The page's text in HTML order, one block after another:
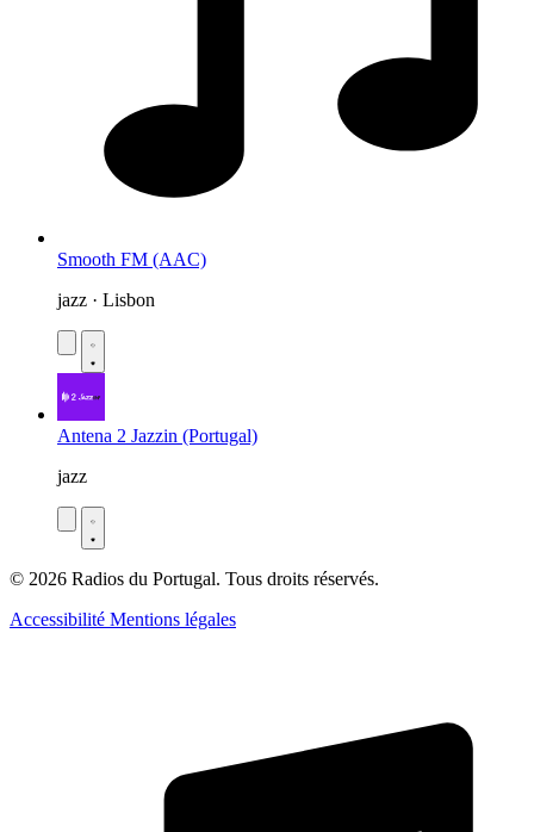
Smooth FM (AAC)
jazz · Lisbon
Antena 2 Jazzin (Portugal)
jazz
© 2026 Radios du Portugal. Tous droits réservés.
Accessibilité Mentions légales